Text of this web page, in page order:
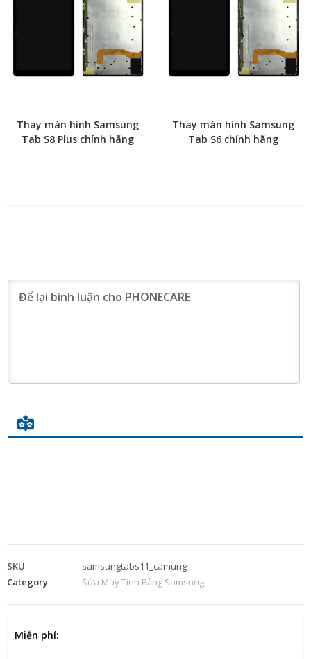
Thay màn hình Samsung
Tab S8 Plus chính hãng
Thay màn hình Samsung
Tab S6 chính hãng
SKU
samsungtabs11_camung
Category
Sửa Máy Tính Bảng Samsung
Miễn phí: